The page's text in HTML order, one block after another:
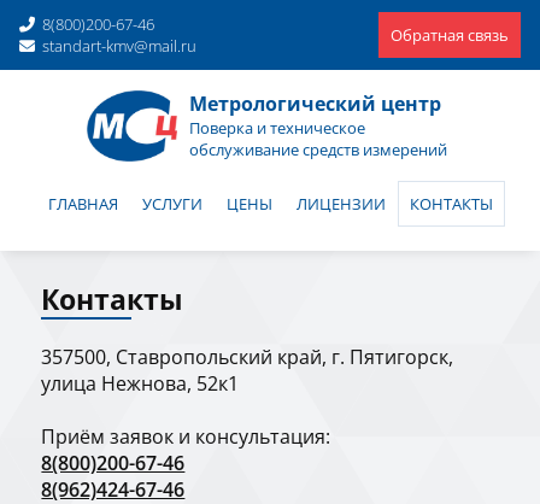
8(800)200-67-46
standart-kmv@mail.ru
Обратная связь
Метрологический центр
Поверка и техническое
обслуживание средств измерений
ГЛАВНАЯ УСЛУГИ ЦЕНЫ ЛИЦЕНЗИИ КОНТАКТЫ
Контакты
357500, Ставропольский край, г. Пятигорск,
улица Нежнова, 52к1
Приём заявок и консультация:
8(800)200-67-46
8(962)424-67-46